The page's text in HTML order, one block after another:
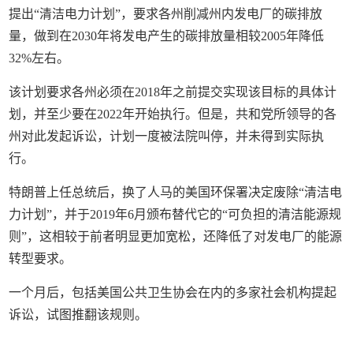
提出“清洁电力计划”，要求各州削减州内发电厂的碳排放
量，做到在2030年将发电产生的碳排放量相较2005年降低
32%左右。
该计划要求各州必须在2018年之前提交实现该目标的具体计
划，并至少要在2022年开始执行。但是，共和党所领导的各
州对此发起诉讼，计划一度被法院叫停，并未得到实际执
行。
特朗普上任总统后，换了人马的美国环保署决定废除“清洁电
力计划”，并于2019年6月颁布替代它的“可负担的清洁能源规
则”，这相较于前者明显更加宽松，还降低了对发电厂的能源
转型要求。
一个月后，包括美国公共卫生协会在内的多家社会机构提起
诉讼，试图推翻该规则。